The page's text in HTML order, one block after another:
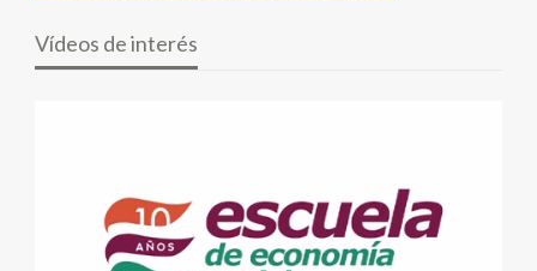
Vídeos de interés